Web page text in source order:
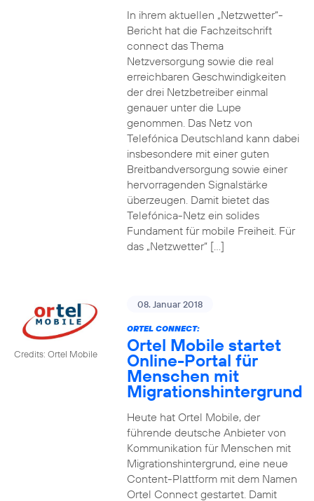
In ihrem aktuellen „Netzwetter“-
Bericht hat die Fachzeitschrift
connect das Thema
Netzversorgung sowie die real
erreichbaren Geschwindigkeiten
der drei Netzbetreiber einmal
genauer unter die Lupe
genommen. Das Netz von
Telefónica Deutschland kann dabei
insbesondere mit einer guten
Breitbandversorgung sowie einer
hervorragenden Signalstärke
überzeugen. Damit bietet das
Telefónica-Netz ein solides
Fundament für mobile Freiheit. Für
das „Netzwetter“ […]
Credits: Ortel Mobile
08. Januar 2018
ORTEL CONNECT:
Ortel Mobile startet
Online-Portal für
Menschen mit
Migrationshintergrund
Heute hat Ortel Mobile, der
führende deutsche Anbieter von
Kommunikation für Menschen mit
Migrationshintergrund, eine neue
Content-Plattform mit dem Namen
Ortel Connect gestartet. Damit